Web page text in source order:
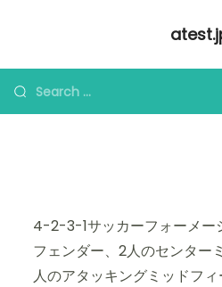
Looking
for
4-2-3-1サッカーフォーメー
フェンダー、2人のセンター
人のアタッキングミッドフ